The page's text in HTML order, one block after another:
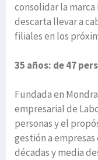
consolidar la
descarta llevar a
filiales en los
35 años: de 47
Fundada en
empresarial de
personas y el
gestión a
décadas y media